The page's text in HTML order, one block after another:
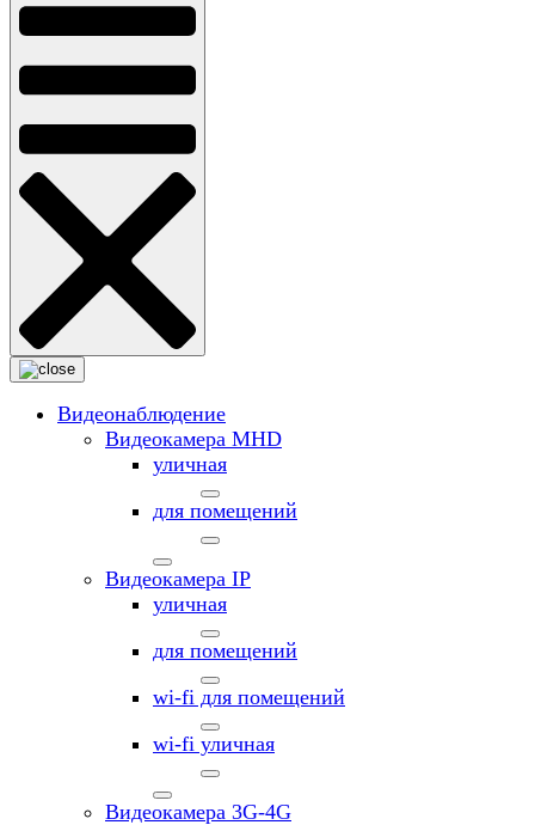
Видеонаблюдение
Видеокамера MНD
уличная
для помещений
Видеокамера IP
уличная
для помещений
wi-fi для помещений
wi-fi уличная
Видеокамера 3G-4G